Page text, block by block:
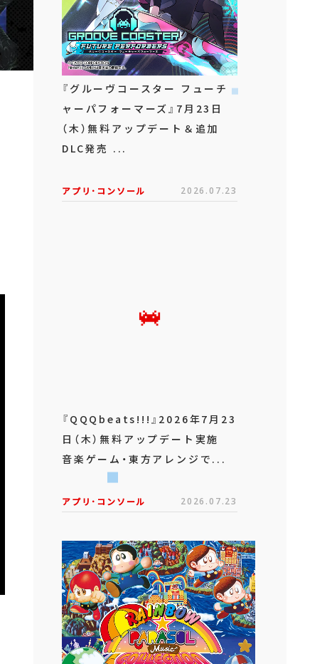
『グルーヴコースター フューチ
ャーパフォーマーズ』7月23日
（木）無料アップデート＆追加
DLC発売 ...
アプリ･コンソール 2026.07.23
『QQQbeats!!!』2026年7月23
日（木）無料アップデート実施
音楽ゲーム・東方アレンジで...
アプリ･コンソール 2026.07.23